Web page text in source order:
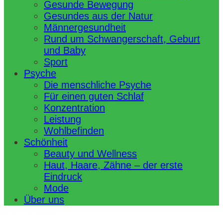
Gesunde Bewegung
Gesundes aus der Natur
Männergesundheit
Rund um Schwangerschaft, Geburt
und Baby
Sport
Psyche
Die menschliche Psyche
Für einen guten Schlaf
Konzentration
Leistung
Wohlbefinden
Schönheit
Beauty und Wellness
Haut, Haare, Zähne – der erste
Eindruck
Mode
Über uns